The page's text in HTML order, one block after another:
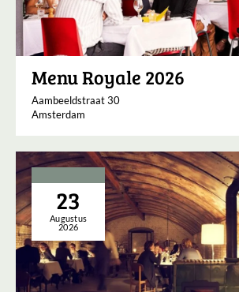
Menu Royale 2026
Aambeeldstraat 30
Amsterdam
23
Augustus
2026